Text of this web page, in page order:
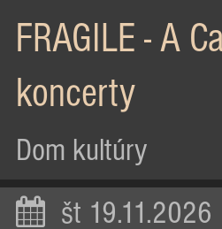
FRAGILE - A
koncerty
Dom kultúry
št 19.11.2026